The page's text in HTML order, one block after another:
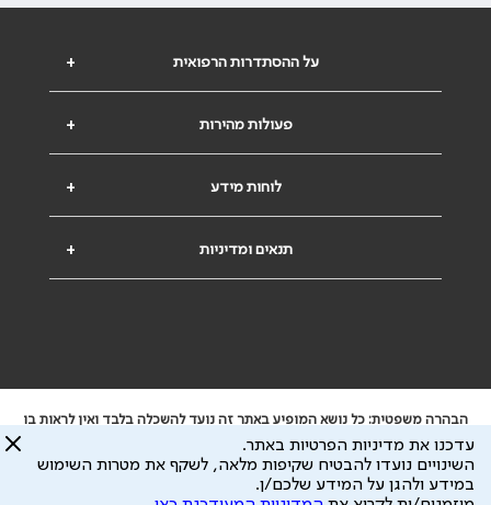
+ על ההסתדרות הרפואית
+ פעולות מהירות
+ לוחות מידע
+ תנאים ומדיניות
הבהרה משפטית: כל נושא המופיע באתר זה נועד להשכלה בלבד ואין לראות בו
ייעוץ רפואי או משפטי. אין הר"י אחראית לתוכן המתפרסם באתר זה ולכל נזק
שעלול להיגרם.
ידוע לי שהר"י אוספת ושומרת מידע אישי לצורך מתן השרות וכי חלק ממנו עשוי
להיות מועבר לצדדים שלישיים, הכל בכפוף למדיניות הפרטיות
עדכנו את מדיניות הפרטיות באתר.
השינויים נועדו להבטיח שקיפות מלאה, לשקף את מטרות השימוש
במידע ולהגן על המידע שלכם/ן.